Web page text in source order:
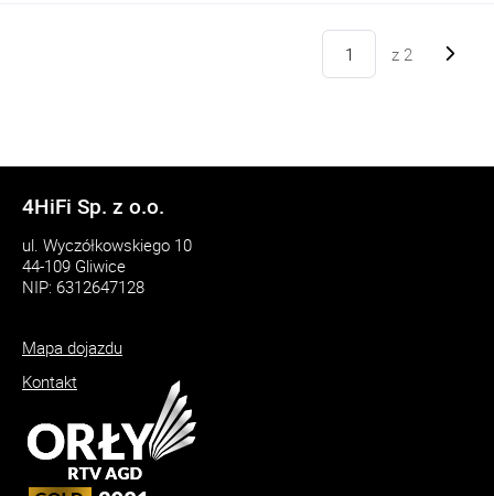
z 2
4HiFi Sp. z o.o.
ul. Wyczółkowskiego 10
44-109 Gliwice
NIP: 6312647128
Mapa dojazdu
Kontakt